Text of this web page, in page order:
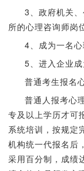
3、政府机关
所的心理咨询师岗
4、成为一名
5、进入企业成
普通考生报名
普通人报考心
专及以上学历才可
系统培训，按规定
机构统一代报名后
采用百分制，成绩